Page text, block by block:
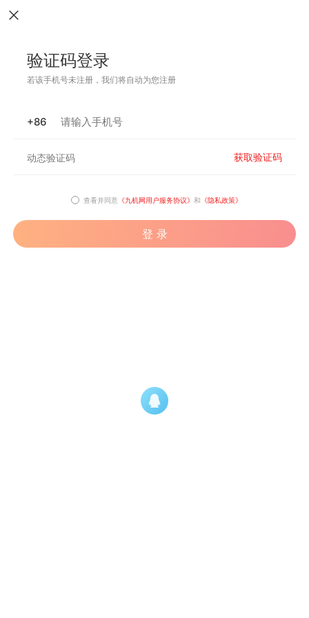
验证码登录
若该手机号未注册，我们将自动为您注册
+86
获取验证码
查看并同意 《九机网用户服务协议》 和 《隐私政策》
登 录